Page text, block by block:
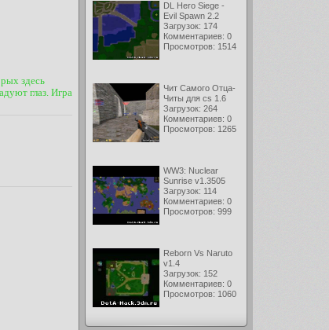
здесь
глаз. Игра
DL Hero Siege -
Evil Spawn 2.2
Загрузок: 174
Комментариев: 0
Просмотров: 1514
Чит Самого Отца-
Читы для cs 1.6
Загрузок: 264
Комментариев: 0
Просмотров: 1265
WW3: Nuclear
Sunrise v1.3505
Загрузок: 114
Комментариев: 0
Просмотров: 999
Reborn Vs Naruto
v1.4
Загрузок: 152
Комментариев: 0
Просмотров: 1060